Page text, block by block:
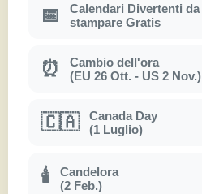
📅
Calendari Divertenti da
stampare Gratis
⏰
Cambio dell'ora
(EU 26 Ott. - US 2 Nov.)
🇨🇦
Canada Day
(1 Luglio)
🕯
Candelora
(2 Feb.)